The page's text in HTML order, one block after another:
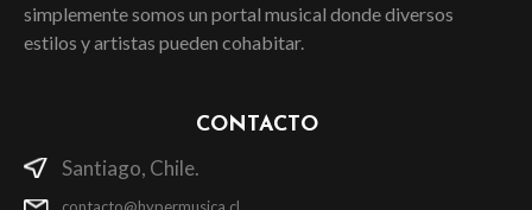
simplemente somos un portal musical donde diversos
estilos y artistas pueden cohabitar.
CONTACTO
Santiago, Chile.